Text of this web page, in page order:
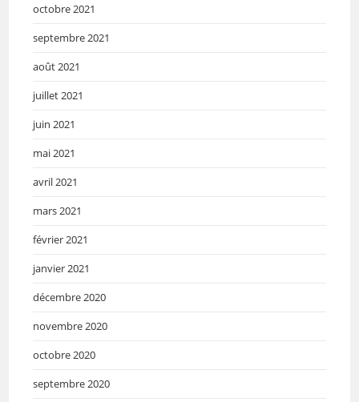
octobre 2021
septembre 2021
août 2021
juillet 2021
juin 2021
mai 2021
avril 2021
mars 2021
février 2021
janvier 2021
décembre 2020
novembre 2020
octobre 2020
septembre 2020